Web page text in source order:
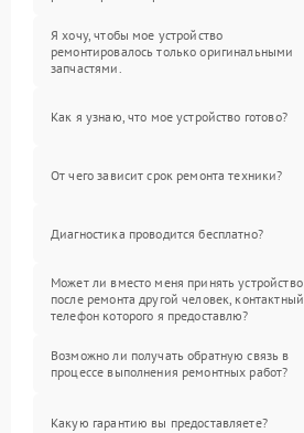
Я хочу, чтобы мое устройство
ремонтировалось только оригинальными
запчастями.
Как я узнаю, что мое устройство готово?
От чего зависит срок ремонта техники?
Диагностика проводится бесплатно?
Может ли вместо меня принять устройство
после ремонта другой человек, контактный
телефон которого я предоставлю?
Возможно ли получать обратную связь в
процессе выполнения ремонтных работ?
Какую гарантию вы предоставляете?